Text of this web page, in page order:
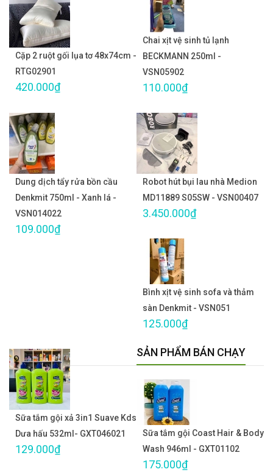
Cặp 2 ruột gối lụa tơ 48x74cm -
RTG02901
420.000₫
Chai xịt vệ sinh tủ lạnh
BECKMANN 250ml -
VSN05902
110.000₫
Dung dịch tẩy rửa bồn cầu
Denkmit 750ml - Xanh lá -
VSN014022
109.000₫
Robot hút bụi lau nhà Medion
MD11889 S05SW - VSN00407
3.450.000₫
Bình xịt vệ sinh sofa và thảm
sàn Denkmit - VSN051
125.000₫
Sữa tắm gội xả 3in1 Suave Kds
Dưa hấu 532ml- GXT046021
129.000₫
SẢN PHẨM BÁN CHẠY
Sữa tắm gội Coast Hair & Body
Wash 946ml - GXT01102
175.000₫